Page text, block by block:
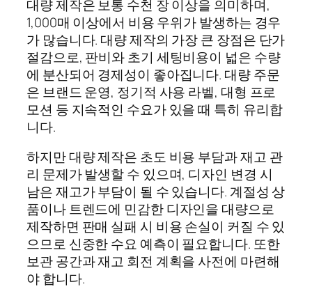
대량 제작은 보통 수천 장 이상을 의미하며,
1,000매 이상에서 비용 우위가 발생하는 경우
가 많습니다. 대량 제작의 가장 큰 장점은 단가
절감으로, 판비와 초기 세팅비용이 넓은 수량
에 분산되어 경제성이 좋아집니다. 대량 주문
은 브랜드 운영, 정기적 사용 라벨, 대형 프로
모션 등 지속적인 수요가 있을 때 특히 유리합
니다.
하지만 대량 제작은 초도 비용 부담과 재고 관
리 문제가 발생할 수 있으며, 디자인 변경 시
남은 재고가 부담이 될 수 있습니다. 계절성 상
품이나 트렌드에 민감한 디자인을 대량으로
제작하면 판매 실패 시 비용 손실이 커질 수 있
으므로 신중한 수요 예측이 필요합니다. 또한
보관 공간과 재고 회전 계획을 사전에 마련해
야 합니다.